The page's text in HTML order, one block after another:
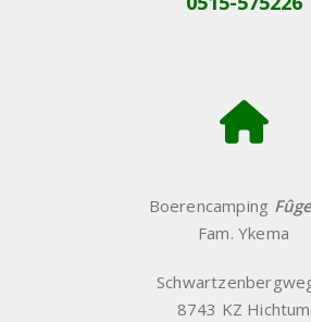
Boerencamping
Fam. Ykema
8743 KZ Hichtum